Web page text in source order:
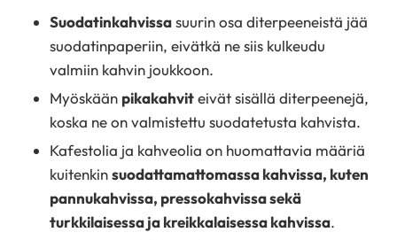
Suodatinkahvissasuurin osa diterpeeneistä jää
suodatinpaperiin, eivätkä ne siis kulkeudu
valmiin kahvin joukkoon.
Myöskään pikakahviteivät sisällä diterpeenejä,
koska ne on valmistettu suodatetusta kahvista.
Kafestolia ja kahveolia on huomattavia määriä
kuitenkinsuodattamattomassa kahvissa, kuten
pannukahvissa, pressokahvissa sekä
turkkilaisessa ja kreikkalaisessa kahvissa.